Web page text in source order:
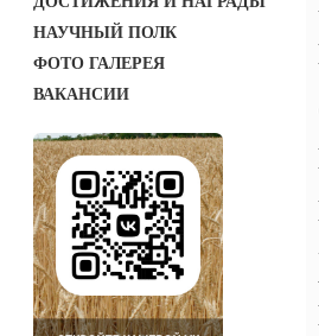
НАУЧНЫЙ ПОЛК
ФОТО ГАЛЕРЕЯ
ВАКАНСИИ